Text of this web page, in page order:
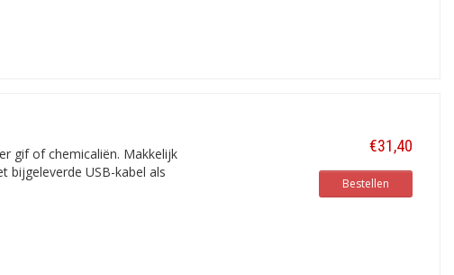
gif of chemicaliën. Makkelijk
bijgeleverde USB-kabel als
€31,40
Bestellen